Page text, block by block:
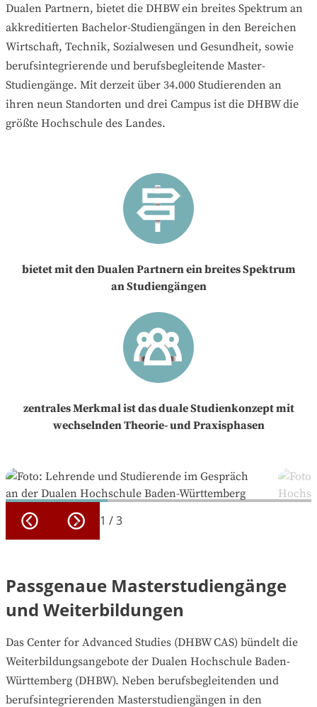
Dualen Partnern, bietet die DHBW ein breites Spektrum an
akkreditierten Bachelor-Studiengängen in den Bereichen
Wirtschaft, Technik, Sozialwesen und Gesundheit, sowie
berufsintegrierende und berufsbegleitende Master-
Studiengänge. Mit derzeit über 34.000 Studierenden an
ihren neun Standorten und drei Campus ist die DHBW die
größte Hochschule des Landes.
bietet mit den Dualen Partnern ein breites Spektrum
an Studiengängen
zentrales Merkmal ist das duale Studienkonzept mit
wechselnden Theorie- und Praxisphasen
1 /3
Passgenaue Masterstudiengänge
und Weiterbildungen
Das Center for Advanced Studies (DHBW CAS) bündelt die
Weiterbildungsangebote der Dualen Hochschule Baden-
Württemberg (DHBW). Neben berufsbegleitenden und
berufsintegrierenden Masterstudiengängen in den